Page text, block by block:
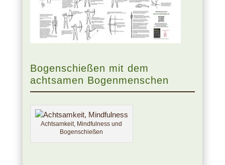
Bogenschießen mit dem
achtsamen Bogenmenschen
Achtsamkeit, Mindfulness und
Bogenschießen